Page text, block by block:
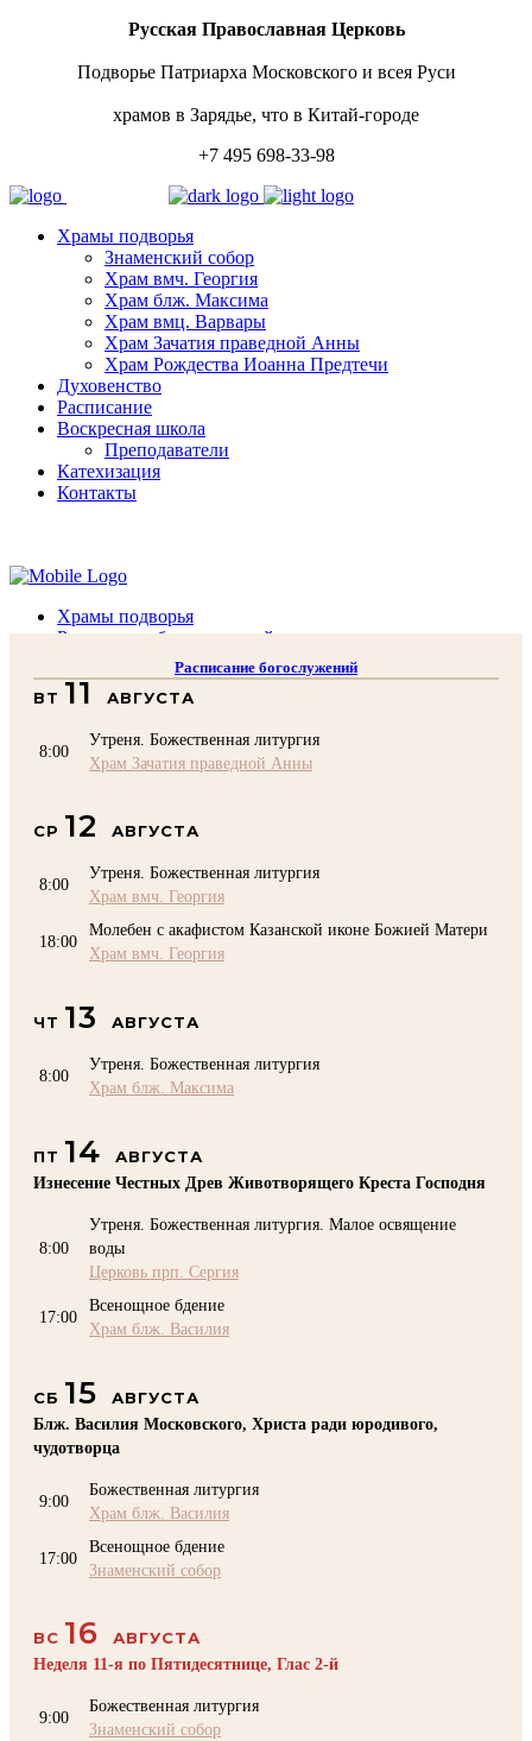
Русская Православная Церковь
Подворье Патриарха Московского и всея Руси
храмов в Зарядье, что в Китай-городе
+7 495 698-33-98
Храмы подворья
Знаменский собор
Храм вмч. Георгия
Храм блж. Максима
Храм вмц. Варвары
Храм Зачатия праведной Анны
Храм Рождества Иоанна Предтечи
Духовенство
Расписание
Воскресная школа
Преподаватели
Катехизация
Контакты
Храмы подворья
Расписание богослужений
Воскресная школа
Преподаватели Воскресной школы
КОНТАКТЫ
Помочь Подворью
Расписание богослужений
ВТ 11 АВГУСТА
8:00
Утреня. Божественная литургия
Храм Зачатия праведной Анны
СР 12 АВГУСТА
8:00
Утреня. Божественная литургия
Храм вмч. Георгия
18:00
Молебен с акафистом Казанской иконе Божией Матери
Храм вмч. Георгия
ЧТ 13 АВГУСТА
8:00
Утреня. Божественная литургия
Храм блж. Максима
ПТ 14
АВГУСТА
Изнесение Честных Древ Животворящего Креста Господня
8:00
Утреня. Божественная литургия. Малое освящение
воды
Церковь прп. Сергия
17:00
Всенощное бдение
Храм блж. Василия
СБ 15
АВГУСТА
Блж. Василия Московского, Христа ради юродивого,
чудотворца
9:00
Божественная литургия
Храм блж. Василия
17:00
Всенощное бдение
Знаменский собор
ВС 16
АВГУСТА
Неделя 11-я по Пятидесятнице, Глас 2-й
9:00
Божественная литургия
Знаменский собор